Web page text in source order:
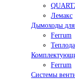
Лемакс
Дымоходы для
Ferrum
Ferrum
Системы